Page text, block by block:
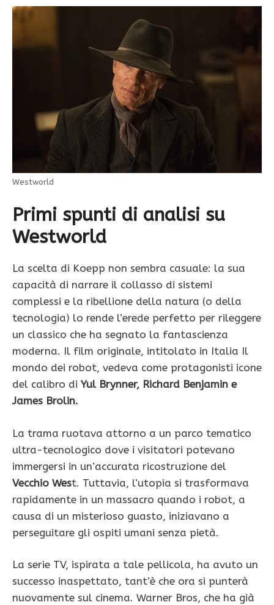
Westworld
Primi spunti di analisi su
Westworld
La scelta di Koepp non sembra casuale: la sua
capacità di narrare il collasso di sistemi
complessi e la ribellione della natura (o della
tecnologia) lo rende l’erede perfetto per rileggere
un classico che ha segnato la fantascienza
moderna. Il film originale, intitolato in Italia Il
mondo dei robot, vedeva come protagonisti icone
del calibro di Yul Brynner, Richard Benjamin e
James Brolin.
La trama ruotava attorno a un parco tematico
ultra-tecnologico dove i visitatori potevano
immergersi in un’accurata ricostruzione del
Vecchio West. Tuttavia, l’utopia si trasformava
rapidamente in un massacro quando i robot, a
causa di un misterioso guasto, iniziavano a
perseguitare gli ospiti umani senza pietà.
La serie TV, ispirata a tale pellicola, ha avuto un
successo inaspettato, tant’è che ora si punterà
nuovamente sul cinema. Warner Bros, che ha già